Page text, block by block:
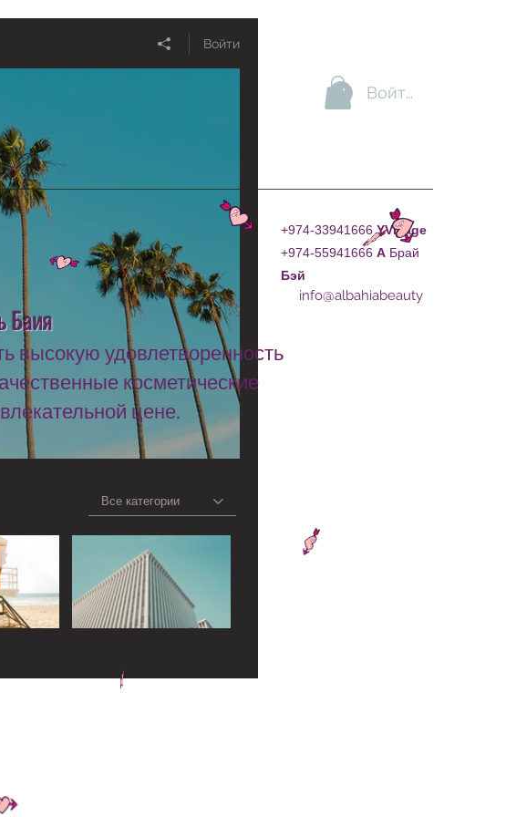
Войти
+974-33941666YVillage
+974-55941666 А Брай
Бэй
info@albahiabeauty
Баия
высокую удовлетворенность
косметические
цене.
Войти
Все категории